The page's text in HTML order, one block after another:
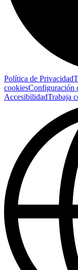
Política de Privacidad
cookiesConfiguración
AccesibilidadTrabaja